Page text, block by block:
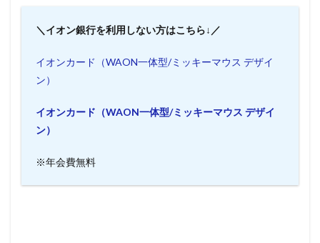
＼イオン銀行を利用しない方はこちら↓／
イオンカード（WAON一体型/ミッキーマウス デザイ
ン）
イオンカード（WAON一体型/ミッキーマウス デザイ
ン）
※年会費無料